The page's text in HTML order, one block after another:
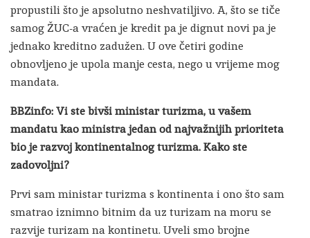
propustili što je apsolutno neshvatiljivo. A, što se tiče
samog ŽUC-a vraćen je kredit pa je dignut novi pa je
jednako kreditno zadužen. U ove četiri godine
obnovljeno je upola manje cesta, nego u vrijeme mog
mandata.
BBZinfo: Vi ste bivši ministar turizma, u vašem
mandatu kao ministra jedan od najvažnijih prioriteta
bio je razvoj kontinentalnog turizma. Kako ste
zadovoljni?
Prvi sam ministar turizma s kontinenta i ono što sam
smatrao iznimno bitnim da uz turizam na moru se
razvije turizam na kontinetu. Uveli smo brojne